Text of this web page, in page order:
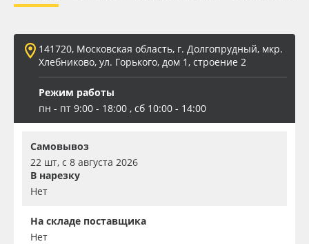
Вспененный ПВХ
Баннер
141720, Московская область, г. Долгопрудный, мкр.
Хлебниково, ул. Горького, дом 1, строение 2
Режим работы
пн - пт 9:00 - 18:00 , сб 10:00 - 14:00
Самовывоз
22 шт, с 8 августа 2026
В нарезку
Нет
На складе поставщика
Нет